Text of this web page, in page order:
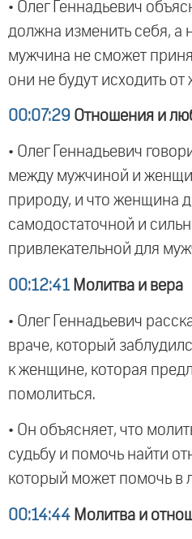
• Олег Геннадьевич
должна изменить себя, а
мужчина не сможет
они не будут исходить
00:07:29 Отношения и
• Олег Геннадьевич
между мужчиной и
природу, и что женщина
самодостаточной и
привлекательной для
00:12:41 Молитва и вера
• Олег Геннадьевич
враче, который
к женщине, которая
помолиться.
• Он объясняет, что
судьбу и помочь найти
который может помочь в
00:14:44 Молитва и